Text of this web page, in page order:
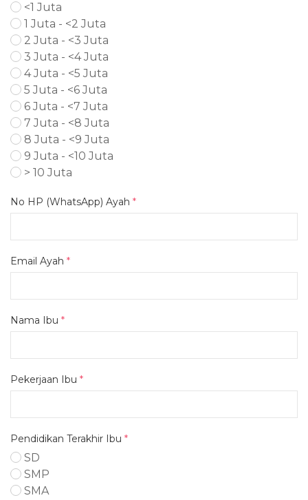
<1 Juta
1 Juta - <2 Juta
2 Juta - <3 Juta
3 Juta - <4 Juta
4 Juta - <5 Juta
5 Juta - <6 Juta
6 Juta - <7 Juta
7 Juta - <8 Juta
8 Juta - <9 Juta
9 Juta - <10 Juta
> 10 Juta
No HP (WhatsApp) Ayah *
Email Ayah *
Nama Ibu *
Pekerjaan Ibu *
Pendidikan Terakhir Ibu *
SD
SMP
SMA